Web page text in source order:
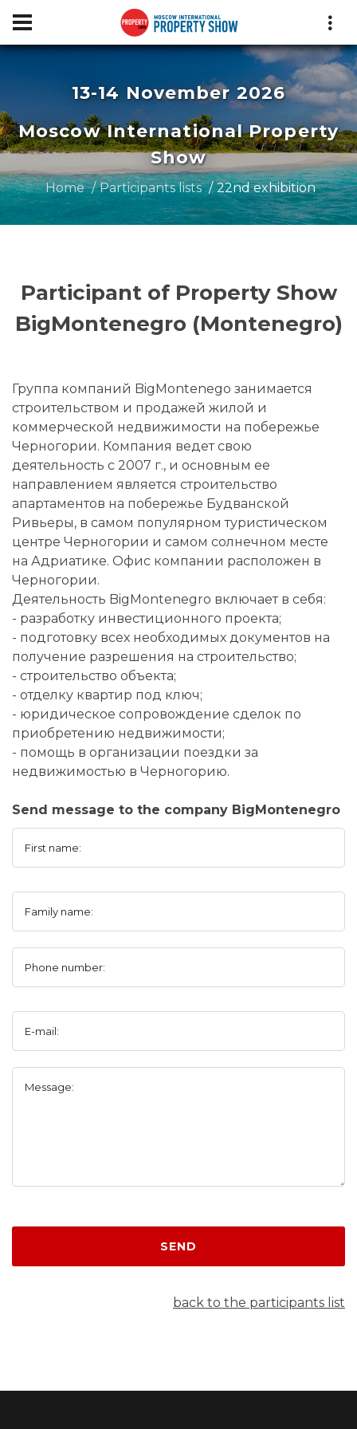
13-14 November 2026
Moscow International Property
Show
Home Participants lists 22nd exhibition
Participant of Property Show
BigMontеnegro (Montenegro)
Группа компаний BigMontenego занимается
строительством и продажей жилой и
коммерческой недвижимости на побережье
Черногории. Компания ведет свою
деятельность с 2007 г., и основным ее
направлением является строительство
апартаментов на побережье Будванской
Ривьеры, в самом популярном туристическом
центре Черногории и самом солнечном месте
на Адриатике. Офис компании расположен в
Черногории.
Деятельность BigMontenegro включает в себя:
- разработку инвестиционного проекта;
- подготовку всех необходимых документов на
получение разрешения на строительство;
- строительство объекта;
- отделку квартир под ключ;
- юридическое сопровождение сделок по
приобретению недвижимости;
- помощь в организации поездки за
недвижимостью в Черногорию.
Send message to the company BigMontеnegro
First name:
Family name:
Phone number:
E-mail:
Message:
SEND
back to the participants list